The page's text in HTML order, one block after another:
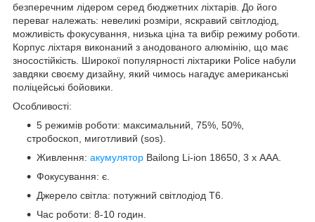
безперечним лідером серед бюджетних ліхтарів. До його
переваг належать: невеликі розміри, яскравий світлодіод,
можливість фокусування, низька ціна та вибір режиму роботи.
Корпус ліхтаря виконаний з анодованого алюмінію, що має
зносостійкість. Широкої популярності ліхтарики Police набули
завдяки своєму дизайну, який чимось нагадує американські
поліцейські бойовики.
Особливості:
5 режимів роботи: максимальний, 75%, 50%,
стробоскоп, миготливий (sos).
Живлення: акумулятор Bailong Li-ion 18650, 3 x ААА.
Фокусування: є.
Джерело світла: потужний світлодіод T6.
Час роботи: 8-10 годин.